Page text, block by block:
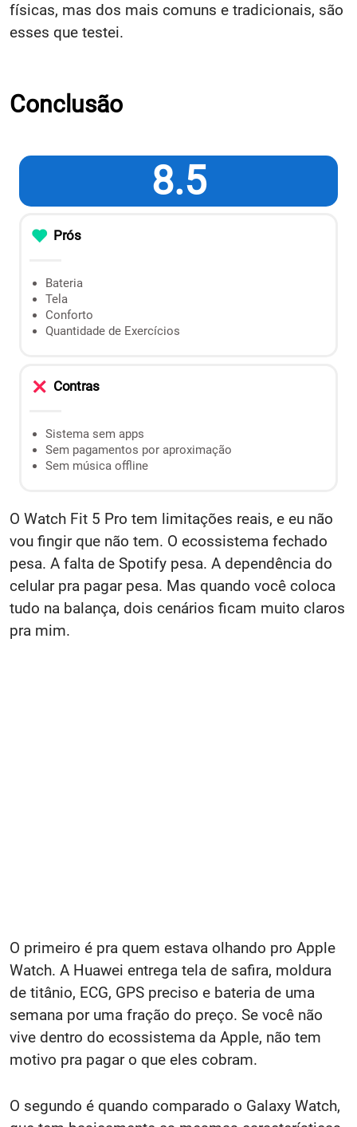
físicas, mas dos mais comuns e tradicionais, são
esses que testei.
Conclusão
8.5
Prós
Bateria
Tela
Conforto
Quantidade de Exercícios
Contras
Sistema sem apps
Sem pagamentos por aproximação
Sem música offline
O Watch Fit 5 Pro tem limitações reais, e eu não
vou fingir que não tem. O ecossistema fechado
pesa. A falta de Spotify pesa. A dependência do
celular pra pagar pesa. Mas quando você coloca
tudo na balança, dois cenários ficam muito claros
pra mim.
O primeiro é pra quem estava olhando pro Apple
Watch. A Huawei entrega tela de safira, moldura
de titânio, ECG, GPS preciso e bateria de uma
semana por uma fração do preço. Se você não
vive dentro do ecossistema da Apple, não tem
motivo pra pagar o que eles cobram.
O segundo é quando comparado o Galaxy Watch,